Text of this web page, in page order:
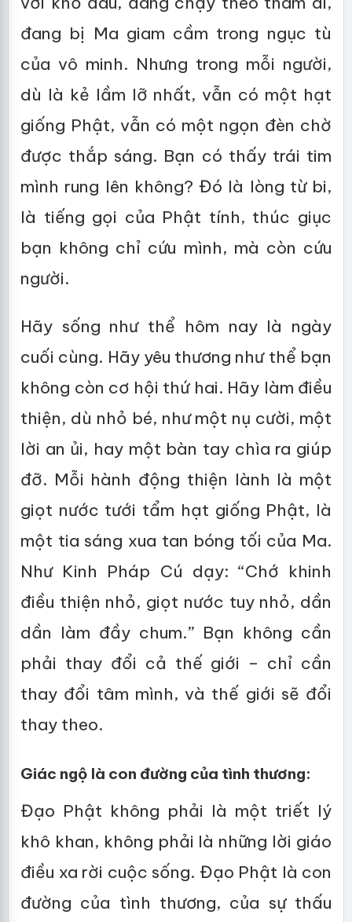
đang bị Ma giam cầm trong ngục tù
của vô minh. Nhưng trong mỗi người,
dù là kẻ lầm lỡ nhất, vẫn có một hạt
giống Phật, vẫn có một ngọn đèn chờ
được thắp sáng. Bạn có thấy trái tim
mình rung lên không? Đó là lòng từ bi,
là tiếng gọi của Phật tính, thúc giục
bạn không chỉ cứu mình, mà còn cứu
người.
Hãy sống như thể hôm nay là ngày
cuối cùng. Hãy yêu thương như thể bạn
không còn cơ hội thứ hai. Hãy làm điều
thiện, dù nhỏ bé, như một nụ cười, một
lời an ủi, hay một bàn tay chìa ra giúp
đỡ. Mỗi hành động thiện lành là một
giọt nước tưới tẩm hạt giống Phật, là
một tia sáng xua tan bóng tối của Ma.
Như Kinh Pháp Cú dạy: “Chớ khinh
điều thiện nhỏ, giọt nước tuy nhỏ, dần
dần làm đầy chum.” Bạn không cần
phải thay đổi cả thế giới – chỉ cần
thay đổi tâm mình, và thế giới sẽ đổi
thay theo.
Giác ngộ là con đường của tình thương:
Đạo Phật không phải là một triết lý
khô khan, không phải là những lời giáo
điều xa rời cuộc sống. Đạo Phật là con
đường của tình thương, của sự thấu